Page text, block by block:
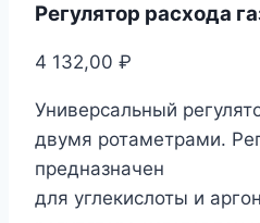
Регулятор расхода
4 132,00 ₽
Универсальный
двумя ротаметрами.
предназначен
для углекислоты и